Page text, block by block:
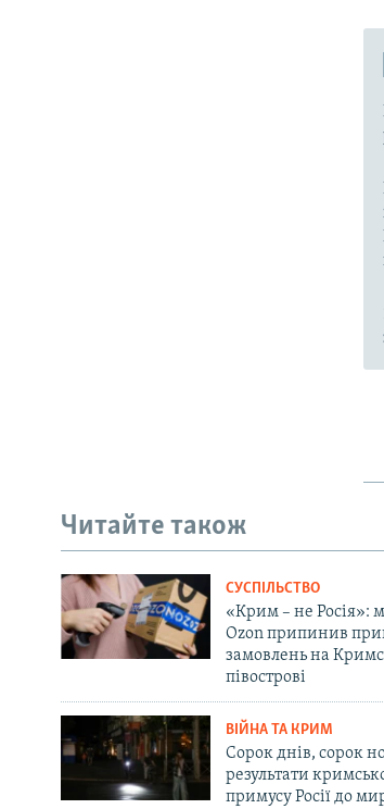
Читайте також
СУСПІЛЬСТВО
«Крим – не Росія»:
Ozon припинив
замовлень на
півострові
ВІЙНА ТА КРИМ
Сорок днів, сорок
результати
примусу Росії до